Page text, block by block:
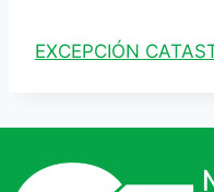
EXCEPCIÓN